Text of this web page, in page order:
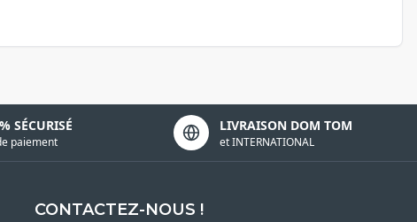
SÉCURISÉ
paiement
LIVRAISON DOM TOM
et INTERNATIONAL
CONTACTEZ-NOUS !